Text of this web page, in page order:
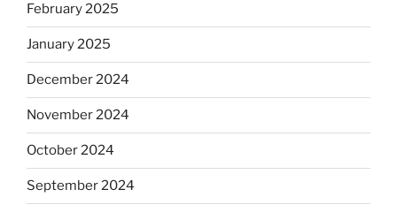
February 2025
January 2025
December 2024
November 2024
October 2024
September 2024